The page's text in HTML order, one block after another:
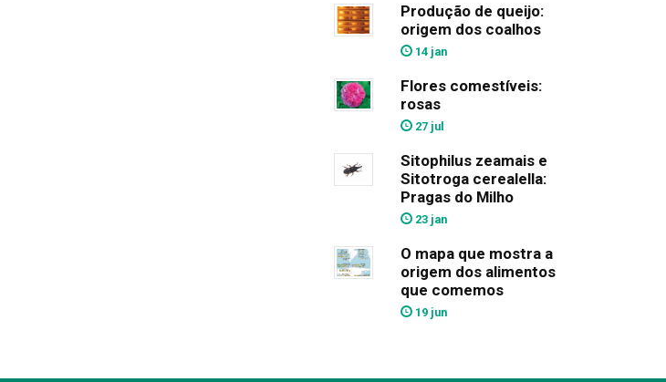
Produção de queijo:
origem dos coalhos
14 jan
Flores comestíveis:
rosas
27 jul
Sitophilus zeamais e
Sitotroga cerealella:
Pragas do Milho
23 jan
O mapa que mostra a
origem dos alimentos
que comemos
19 jun